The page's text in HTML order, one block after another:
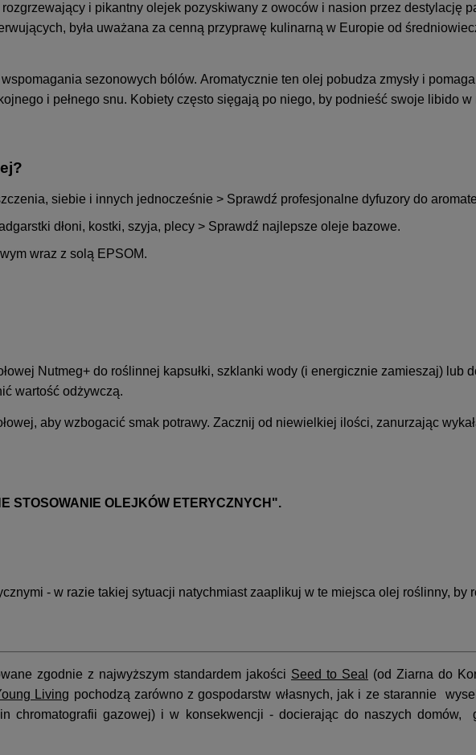
i pikantny olejek pozyskiwany z owoców i nasion przez destylację
była uważana za cenną przyprawę kulinarną w Europie od
sezonowych bólów. Aromatycznie ten olej pobudza zmysły i pomaga
i pełnego snu. Kobiety często sięgają po niego, by podnieść swoje libido
siebie i innych jednocześnie > Sprawdź profesjonalne dyfuzory do
dłoni, kostki, szyja, plecy > Sprawdź najlepsze oleje bazowe.
wraz z solą EPSOM.
Nutmeg+ do roślinnej kapsułki, szklanki wody (i energicznie zamieszaj) lub
wartość odżywczą.
aby wzbogacić smak potrawy. Zacznij od niewielkiej ilości, zanurzając
STOSOWANIE OLEJKÓW ETERYCZNYCH".
- w razie takiej sytuacji natychmiast zaaplikuj w te miejsca olej roślinny, by
zgodnie z najwyższym standardem jakości Seed to Sea
(od Ziarna do
Living pochodzą zarówno z gospodarstw własnych, jak i ze starannie
chromatografii gazowej) i w konsekwencji - docierając do naszych domów,